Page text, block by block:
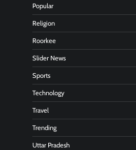
Popular
Religion
Roorkee
Slider News
Sports
Technology
Travel
Trending
Uttar Pradesh